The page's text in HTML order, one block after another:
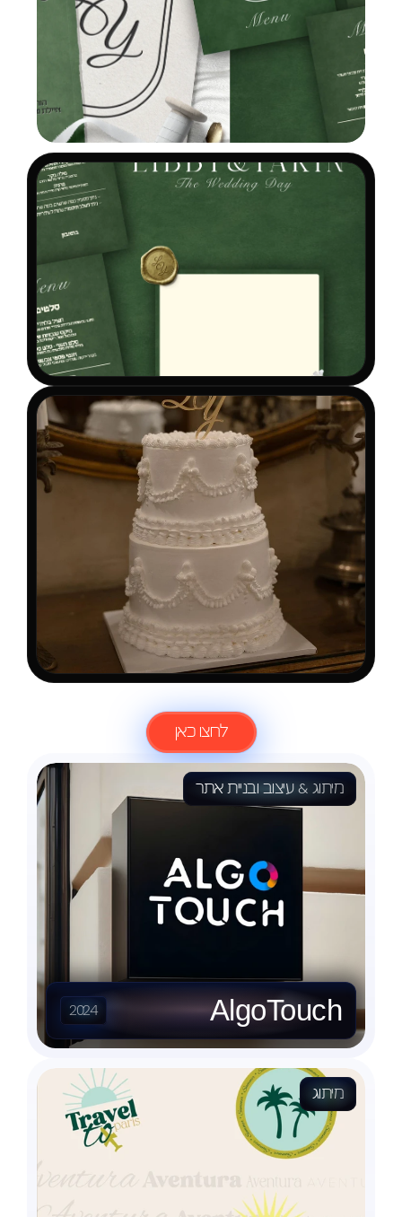
לחצו כאן
לעוד פרוייקטים
2024 AlgoTouch
מיתוג & עיצוב ובניית אתר
מיתוג